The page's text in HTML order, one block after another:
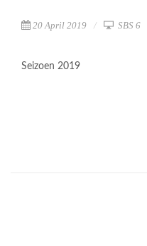
20 April 2019 SBS 6
Seizoen 2019